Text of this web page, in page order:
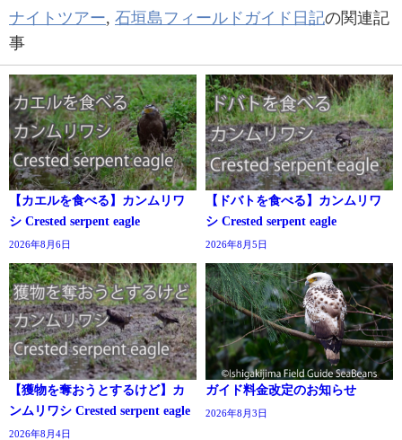
ナイトツアー, 石垣島フィールドガイド日記の関連記
事
【カエルを食べる】カンムリワ
シ Crested serpent eagle
2026年8月6日
【ドバトを食べる】カンムリワ
シ Crested serpent eagle
2026年8月5日
【獲物を奪おうとするけど】カ
ンムリワシ Crested serpent eagle
2026年8月4日
ガイド料金改定のお知らせ
2026年8月3日